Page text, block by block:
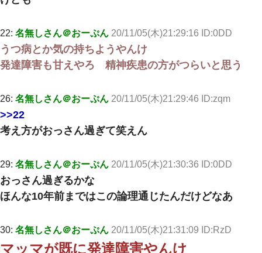
22: 名無しさん＠おーぷん 20/11/05(木)21:29:16 ID:0DD
うつ病とか気の持ちようやんけ
発達障害も甘えやろ 精神疾患の方がつらいと思う
26: 名無しさん＠おーぷん 20/11/05(木)21:29:46 ID:zqm
>>22
考え方がおっさん過ぎて笑えん
29: 名無しさん＠おーぷん 20/11/05(木)21:30:36 ID:0DD
おっさん過ぎるかな
ほんな10年前まではこの論理通じたんだけどなあ
30: 名無しさん＠おーぷん 20/11/05(木)21:31:09 ID:RzD
マッマが既に発達障害やんけ